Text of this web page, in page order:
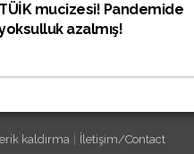
TÜİK mucizesi! Pandemide
azalmış!
kaldırma| İletişim/Contact